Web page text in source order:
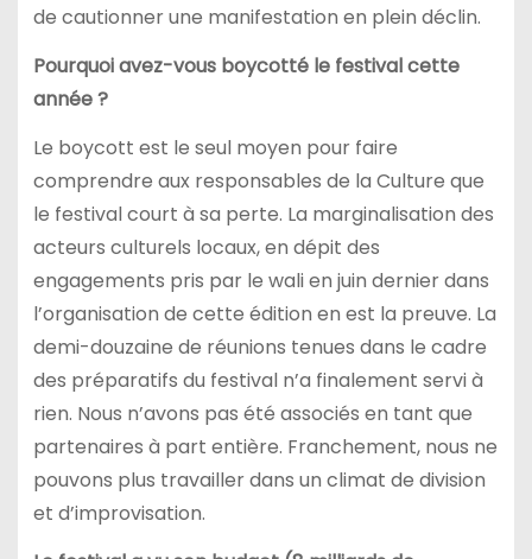
de cautionner une manifestation en plein déclin.
Pourquoi avez-vous boycotté le festival cette
année ?
Le boycott est le seul moyen pour faire
comprendre aux responsables de la Culture que
le festival court à sa perte. La marginalisation des
acteurs culturels locaux, en dépit des
engagements pris par le wali en juin dernier dans
l’organisation de cette édition en est la preuve. La
demi-douzaine de réunions tenues dans le cadre
des préparatifs du festival n’a finalement servi à
rien. Nous n’avons pas été associés en tant que
partenaires à part entière. Franchement, nous ne
pouvons plus travailler dans un climat de division
et d’improvisation.